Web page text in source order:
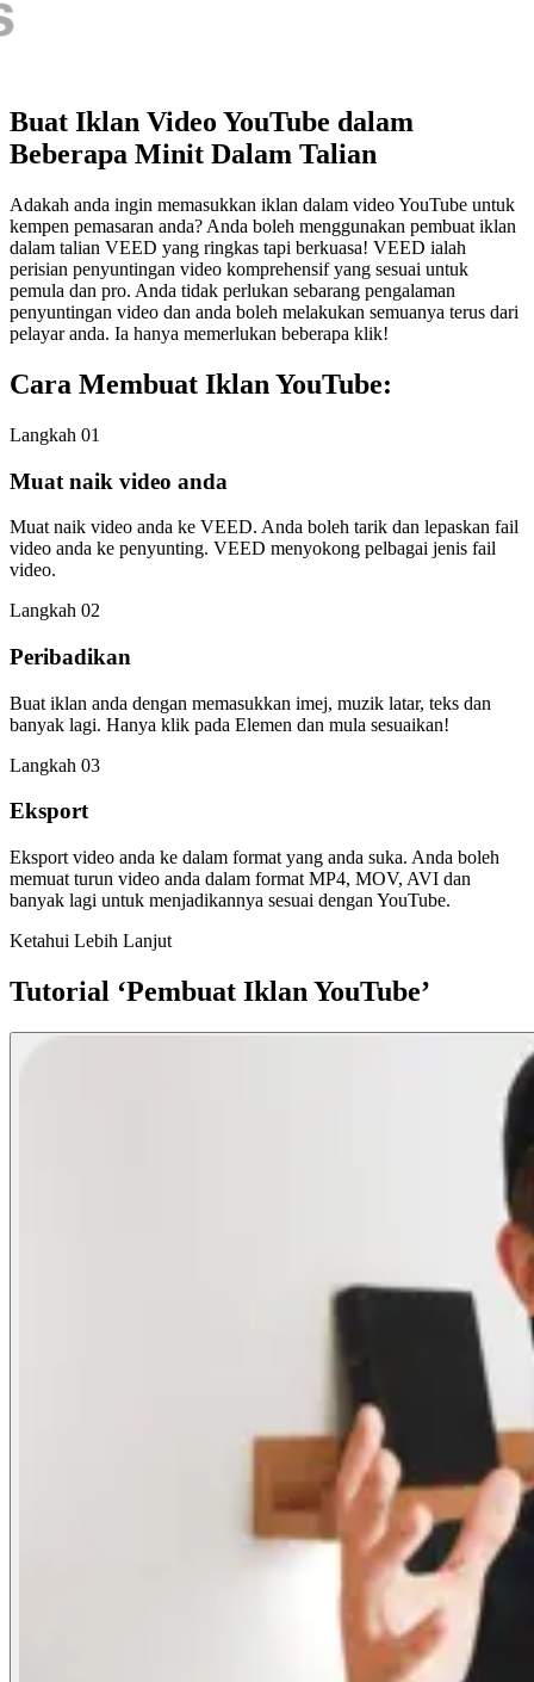
Buat Iklan Video YouTube dalam
Beberapa Minit Dalam Talian
Adakah anda ingin memasukkan iklan dalam video YouTube untuk
kempen pemasaran anda? Anda boleh menggunakan pembuat iklan
dalam talian VEED yang ringkas tapi berkuasa! VEED ialah
perisian penyuntingan video komprehensif yang sesuai untuk
pemula dan pro. Anda tidak perlukan sebarang pengalaman
penyuntingan video dan anda boleh melakukan semuanya terus dari
pelayar anda. Ia hanya memerlukan beberapa klik!
Cara Membuat Iklan YouTube:
Langkah 01
Muat naik video anda
Muat naik video anda ke VEED. Anda boleh tarik dan lepaskan fail
video anda ke penyunting. VEED menyokong pelbagai jenis fail
video.
Langkah 02
Peribadikan
Buat iklan anda dengan memasukkan imej, muzik latar, teks dan
banyak lagi. Hanya klik pada Elemen dan mula sesuaikan!
Langkah 03
Eksport
Eksport video anda ke dalam format yang anda suka. Anda boleh
memuat turun video anda dalam format MP4, MOV, AVI dan
banyak lagi untuk menjadikannya sesuai dengan YouTube.
Ketahui Lebih Lanjut
Tutorial ‘Pembuat Iklan YouTube’